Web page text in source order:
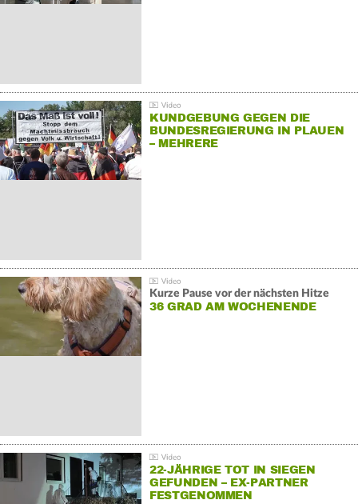
KUNDGEBUNG GEGEN DIE
BUNDESREGIERUNG IN PLAUEN
– MEHRERE
Kurze Pause vor der nächsten Hitze
36 GRAD AM WOCHENENDE
22-JÄHRIGE TOT IN SIEGEN
GEFUNDEN – EX-PARTNER
FESTGENOMMEN